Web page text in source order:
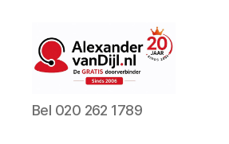
AlexandervanDijl.nl
Bel 020 262 1789